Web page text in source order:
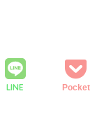
LINE Pocket